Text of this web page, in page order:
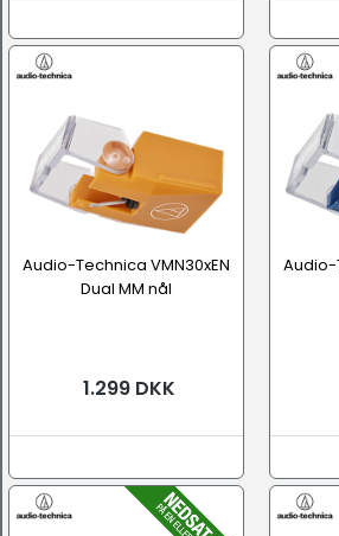
Audio-Technica VMN30xEN
Dual MM nål
1.299 DKK
Audio-